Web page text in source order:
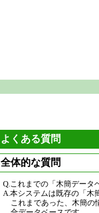
よくある質問
全体的な質問
Q.これまでの「木簡データ
A.本システムは既存の「木
これまであった、木簡の